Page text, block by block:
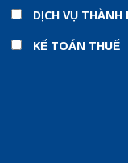
DỊCH VỤ
KẾ TOÁN THUẾ